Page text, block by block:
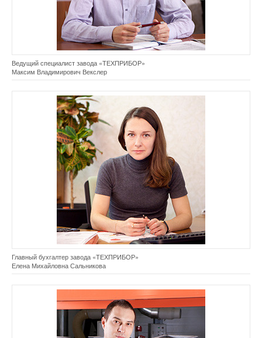
Ведущий специалист завода «ТЕХПРИБОР»
Максим Владимирович Векслер
Главный бухгалтер завода «ТЕХПРИБОР»
Елена Михайловна Сальникова